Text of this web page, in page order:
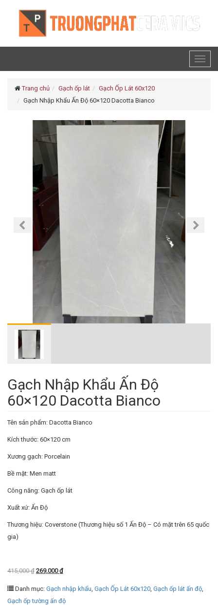
Trang chủ Gạch ốp lát
Gạch Ốp Lát 60x120
Gạch Nhập Khẩu Ấn Độ 60×120 Dacotta Bianco
Gạch Nhập Khẩu Ấn Độ
60×120 Dacotta Bianco
Tên sản phẩm: Dacotta Bianco
Kích thước: 60×120 cm
Xương gạch: Porcelain
Bề mặt: Men matt
Công năng: Gạch ốp lát
Xuất xứ: Ấn Độ
Thương hiệu: Coverstone (Thương hiệu số 1 Ấn Độ – Có mặt trên 65 quốc
gia)
415,000₫ 269,000₫
Danh mục: Gạch nhập khẩu, Gạch Ốp Lát 60x120, Gạch ốp lát ấn độ,
Gạch ốp tường ấn độ